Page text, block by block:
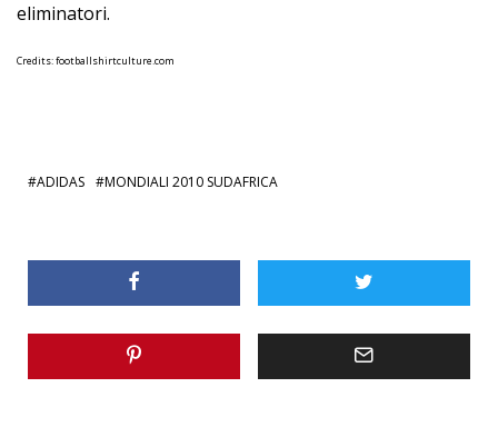
eliminatori.
Credits: footballshirtculture.com
ADIDAS MONDIALI 2010 SUDAFRICA